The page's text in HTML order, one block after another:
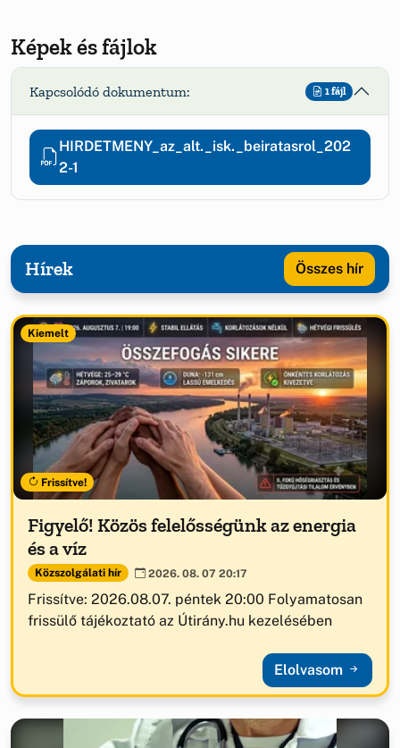
Képek és fájlok
Kapcsolódó dokumentum: 1 fájl
HIRDETMENY_az_alt._isk._beiratasrol_202
2-1
Hírek Összes hír
Kiemelt
Frissítve!
Figyelő! Közös felelősségünk az energia
és a víz
Közszolgálati hír 2026. 08. 07 20:17
Frissítve: 2026.08.07. péntek 20:00 Folyamatosan
frissülő tájékoztató az Útirány.hu kezelésében
Elolvasom